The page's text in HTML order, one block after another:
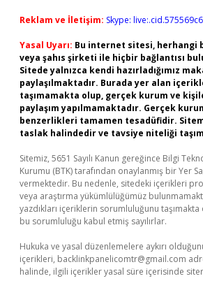
Reklam ve İletişim: Skype:
Yasal Uyarı: Bu internet sitesi, herhangi
veya şahıs şirketi ile hiçbir bağlantısı
Sitede yalnızca kendi hazırladığımız
paylaşılmaktadır. Burada yer alan
taşımamakta olup, gerçek kurum ve
paylaşım yapılmamaktadır. Gerçek
benzerlikleri tamamen tesadüfidir.
taslak halindedir ve tavsiye niteliği
Sitemiz, 5651 Sayılı Kanun gereğince Bilgi
Kurumu (BTK) tarafından onaylanmış bir Yer
vermektedir. Bu nedenle, sitedeki içerikleri
veya araştırma yükümlülüğümüz
yazdıkları içeriklerin sorumluluğunu
bu sorumluluğu kabul etmiş sayılırlar.
Hukuka ve yasal düzenlemelere aykırı
içerikleri, backlinkpanelicomtr@gmail.com
halinde, ilgili içerikler yasal süre içerisinde